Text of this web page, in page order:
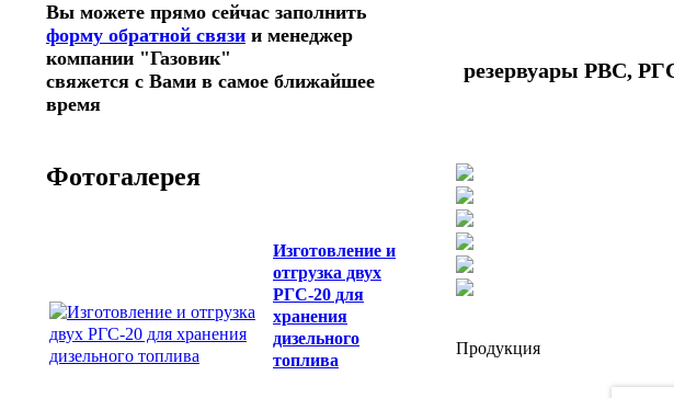
Вы можете прямо сейчас заполнить
форму обратной связи и менеджер
компании "Газовик"
свяжется с Вами в самое ближайшее
время
Фотогалерея
Изготовление и
отгрузка двух
РГС-20 для
хранения
дизельного
топлива
резервуары РВС,
Продукция